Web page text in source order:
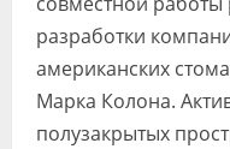
разработки
американских
Марка Колона.
полузакрытых